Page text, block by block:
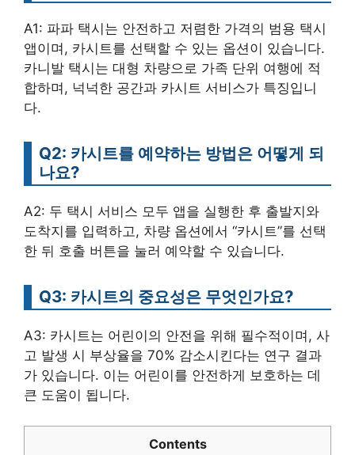
A1: 파파 택시는 안전하고 저렴한 가격의 범용 택시
앱이며, 카시트를 선택할 수 있는 옵션이 있습니다.
카니발 택시는 대형 차량으로 가족 단위 여행에 적
합하며, 넉넉한 공간과 카시트 서비스가 특징입니
다.
Q2: 카시트를 예약하는 방법은 어떻게 되
나요?
A2: 두 택시 서비스 모두 앱을 실행한 후 출발지와
도착지를 입력하고, 차량 옵션에서 “카시트”를 선택
한 뒤 호출 버튼을 눌러 예약할 수 있습니다.
Q3: 카시트의 중요성은 무엇인가요?
A3: 카시트는 어린이의 안전을 위해 필수적이며, 사
고 발생 시 부상율을 70% 감소시킨다는 연구 결과
가 있습니다. 이는 어린이를 안전하게 보호하는 데
큰 도움이 됩니다.
Contents